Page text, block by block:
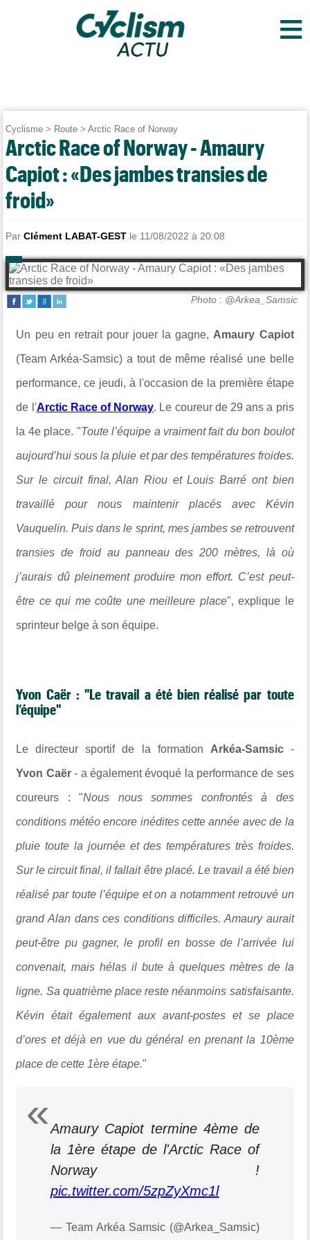
≡
Cyclisme > Route >Arctic Race of Norway
Arctic Race of Norway - Amaury
Capiot : «Des jambes transies de
froid»
ParClément LABAT-GEST le 11/08/2022 à 20:08
Photo : @Arkea_Samsic
Un peu en retrait pour jouer la gagne, Amaury Capiot
(Team Arkéa-Samsic) a tout de même réalisé une belle
performance, ce jeudi, à l'occasion de la première étape
de l'Arctic Race of Norway. Le coureur de 29 ans a pris
la 4e place. "Toute l’équipe a vraiment fait du bon boulot
aujourd’hui sous la pluie et par des températures froides.
Sur le circuit final, Alan Riou et Louis Barré ont bien
travaillé pour nous maintenir placés avec Kévin
Vauquelin. Puis dans le sprint, mes jambes se retrouvent
transies de froid au panneau des 200 mètres, là où
j’aurais dû pleinement produire mon effort. C’est peut-
être ce qui me coûte une meilleure place", explique le
sprinteur belge à son équipe.
Yvon Caër : "Le travail a été bien réalisé par toute
l’équipe"
Le directeur sportif de la formation Arkéa-Samsic-
Yvon Caër- a également évoqué la performance de ses
coureurs : "Nous nous sommes confrontés à des
conditions météo encore inédites cette année avec de la
pluie toute la journée et des températures très froides.
Sur le circuit final, il fallait être placé. Le travail a été bien
réalisé par toute l’équipe et on a notamment retrouvé un
grand Alan dans ces conditions difficiles. Amaury aurait
peut-être pu gagner, le profil en bosse de l’arrivée lui
convenait, mais hélas il bute à quelques mètres de la
ligne. Sa quatrième place reste néanmoins satisfaisante.
Kévin était également aux avant-postes et se place
d’ores et déjà en vue du général en prenant la 10ème
place de cette 1ère étape."
Amaury Capiot termine 4ème de
la 1ère étape de l'Arctic Race of
Norway !
pic.twitter.com/5zpZyXmc1l
— Team Arkéa Samsic (@Arkea_Samsic)